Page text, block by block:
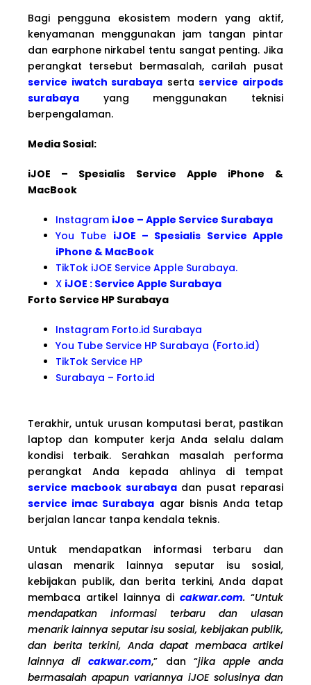
Bagi pengguna ekosistem modern yang aktif,
kenyamanan menggunakan jam tangan pintar
dan earphone nirkabel tentu sangat penting. Jika
perangkat tersebut bermasalah, carilah pusat
service iwatch surabaya sertaservice airpods
surabaya yang menggunakan teknisi
berpengalaman.
Media Sosial:
iJOE – Spesialis Service Apple iPhone &
MacBook
Instagram iJoe – Apple Service Surabaya
You Tube iJOE – Spesialis Service Apple
iPhone & MacBook
TikTok iJOE Service Apple Surabaya.
X iJOE : Service Apple Surabaya
Forto Service HP Surabaya
Instagram Forto.id Surabaya
You Tube Service HP Surabaya (Forto.id)
TikTok Service HP
Surabaya – Forto.id
Terakhir, untuk urusan komputasi berat, pastikan
laptop dan komputer kerja Anda selalu dalam
kondisi terbaik. Serahkan masalah performa
perangkat Anda kepada ahlinya di tempat
service macbook surabayadan pusat reparasi
service imac Surabaya agar bisnis Anda tetap
berjalan lancar tanpa kendala teknis.
Untuk mendapatkan informasi terbaru dan
ulasan menarik lainnya seputar isu sosial,
kebijakan publik, dan berita terkini, Anda dapat
membaca artikel lainnya dicakwar.com.“Untuk
mendapatkan informasi terbaru dan ulasan
menarik lainnya seputar isu sosial, kebijakan publik,
dan berita terkini, Anda dapat membaca artikel
lainnya dicakwar.com,” dan “jika apple anda
bermasalah apapun variannya iJOE solusinya dan